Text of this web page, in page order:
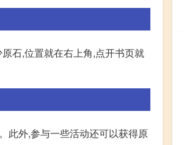
石,位置就在右上角,点开书页就
此外,参与一些活动还可以获得原